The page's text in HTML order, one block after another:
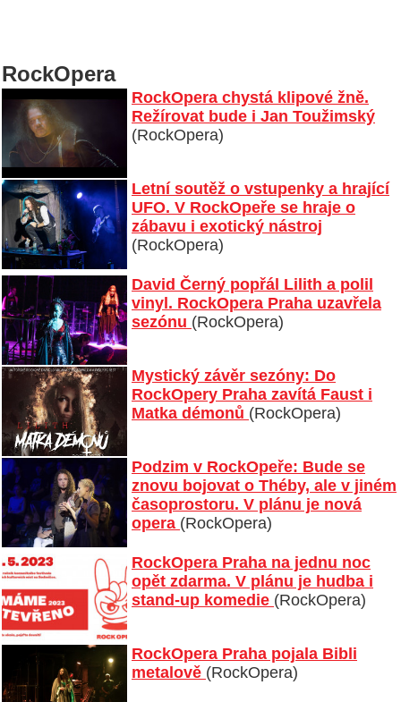
RockOpera
RockOpera chystá klipové žně.
Režírovat bude i Jan Toužimský
(RockOpera)
Letní soutěž o vstupenky a hrající
UFO. V RockOpeře se hraje o
zábavu i exotický nástroj
(RockOpera)
David Černý popřál Lilith a polil
vinyl. RockOpera Praha uzavřela
sezónu (RockOpera)
Mystický závěr sezóny: Do
RockOpery Praha zavítá Faust i
Matka démonů (RockOpera)
Podzim v RockOpeře: Bude se
znovu bojovat o Théby, ale v jiném
časoprostoru. V plánu je nová
opera (RockOpera)
RockOpera Praha na jednu noc
opět zdarma. V plánu je hudba i
stand-up komedie (RockOpera)
RockOpera Praha pojala Bibli
metalově (RockOpera)